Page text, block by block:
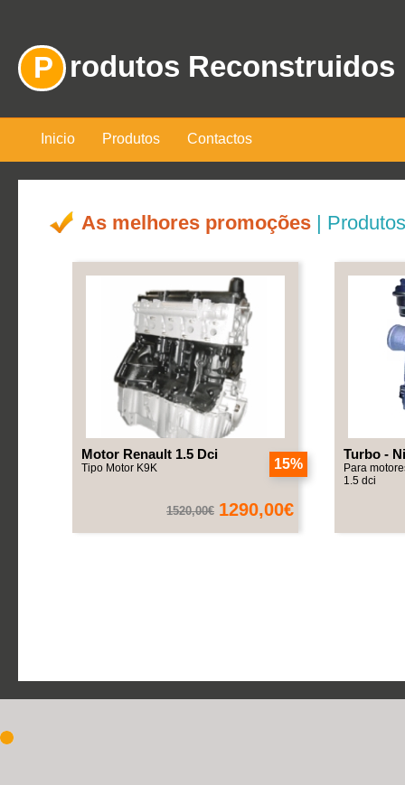
P rodutos Reconstruidos
Inicio Produtos Contactos
As melhores promoções |
Motor Renault 1.5 Dci
Tipo Motor K9K 15%
1290,00€
1520,00€
Turbo -
Para
1.5 dci